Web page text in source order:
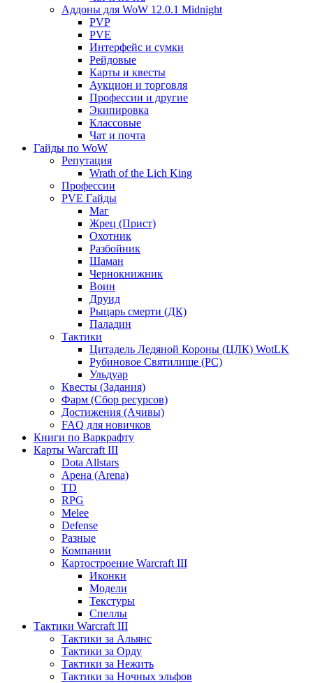
Аддоны для WoW 12.0.1 Midnight
PVP
PVE
Интерфейс и сумки
Рейдовые
Карты и квесты
Аукцион и торговля
Профессии и другие
Экипировка
Классовые
Чат и почта
Гайды по WoW
Репутация
Wrath of the Lich King
Профессии
PVE Гайды
Маг
Жрец (Прист)
Охотник
Разбойник
Шаман
Чернокнижник
Воин
Друид
Рыцарь смерти (ДК)
Паладин
Тактики
Цитадель Ледяной Короны (ЦЛК) WotLK
Рубиновое Святилище (РС)
Ульдуар
Квесты (Задания)
Фарм (Сбор ресурсов)
Достижения (Ачивы)
FAQ для новичков
Книги по Варкрафту
Карты Warcraft III
Dota Allstars
Арена (Arena)
TD
RPG
Melee
Defense
Разные
Компании
Картостроение Warcraft III
Иконки
Модели
Текстуры
Спеллы
Тактики Warcraft III
Тактики за Альянс
Тактики за Орду
Тактики за Нежить
Тактики за Ночных эльфов